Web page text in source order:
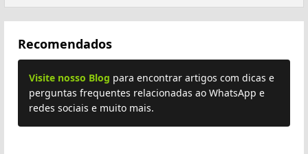
Recomendados
Visite nosso Blog para encontrar artigos com dicas e
perguntas frequentes relacionadas ao WhatsApp e
redes sociais e muito mais.